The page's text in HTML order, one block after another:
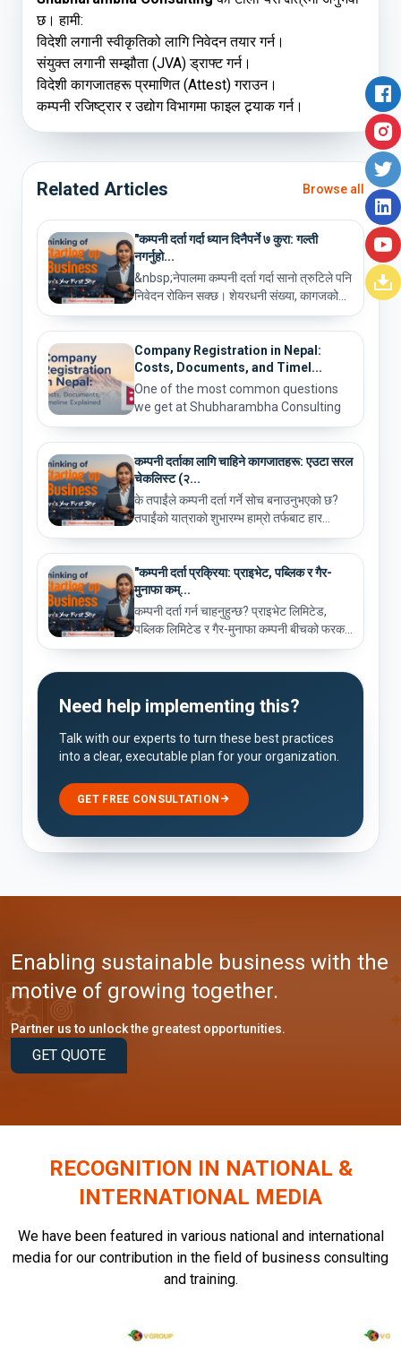
छ। हामी:
विदेशी लगानी स्वीकृतिको लागि निवेदन तयार गर्न।
संयुक्त लगानी सम्झौता (JVA) ड्राफ्ट गर्न।
विदेशी कागजातहरू प्रमाणित (Attest) गराउन।
कम्पनी रजिष्ट्रार र उद्योग विभागमा फाइल ट्र्याक गर्न।
Related Articles Browse all
"कम्पनी दर्ता गर्दा ध्यान दिनैपर्ने ७ कुरा: गल्ती
नगर्नुहो...
&nbsp;नेपालमा कम्पनी दर्ता गर्दा सानो त्रुटिले पनि
निवेदन रोकिन सक्छ। शेयरधनी संख्या, कागजको...
Company Registration in Nepal:
Costs, Documents, and Timel...
One of the most common questions
we get at Shubharambha Consulting
is, "How much does it cos...
कम्पनी दर्ताका लागि चाहिने कागजातहरू: एउटा सरल
चेकलिस्ट (२...
के तपाईंले कम्पनी दर्ता गर्ने सोच बनाउनुभएको छ?
तपाईंको यात्राको शुभारम्भ हाम्रो तर्फबाट हार...
"कम्पनी दर्ता प्रक्रिया: प्राइभेट, पब्लिक र गैर-
मुनाफा कम्...
कम्पनी दर्ता गर्न चाहनुहुन्छ? प्राइभेट लिमिटेड,
पब्लिक लिमिटेड र गैर-मुनाफा कम्पनी बीचको फरक...
Need help implementing this?
Talk with our experts to turn these best practices
into a clear, executable plan for your organization.
GET FREE CONSULTATION
Enabling sustainable business with the
motive of growing together.
Partner us to unlock the greatest opportunities.
GET QUOTE
RECOGNITION IN NATIONAL &
INTERNATIONAL MEDIA
We have been featured in various national and international
media for our contribution in the field of business consulting
and training.